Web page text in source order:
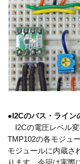
● I2Cのバス・ライン
I2Cの電圧レベル
TMP102の各モジュ
モジュールに内蔵さ